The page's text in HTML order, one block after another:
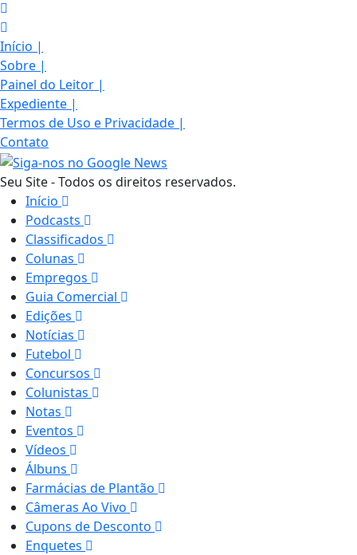
Início |
Sobre |
Painel do Leitor |
Expediente |
Termos de Uso e Privacidade |
Contato
Seu Site - Todos os direitos reservados.
Início
Podcasts
Classificados
Colunas
Empregos
Guia Comercial
Edições
Notícias
Futebol
Concursos
Colunistas
Notas
Eventos
Vídeos
Álbuns
Farmácias de Plantão
Câmeras Ao Vivo
Cupons de Desconto
Enquetes